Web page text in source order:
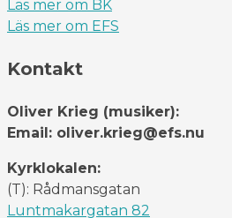
Läs mer om BK
Läs mer om EFS
Kontakt
Oliver Krieg (musiker):
Email: oliver.krieg@efs.nu
Kyrklokalen:
(T): Rådmansgatan
Luntmakargatan 82